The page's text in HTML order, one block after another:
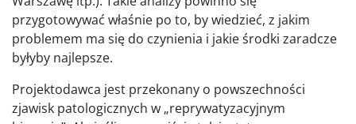
przygotowywać właśnie po to, by wiedzieć, z jakim
problemem ma się do czynienia i jakie środki zaradcze
byłyby najlepsze.
Projektodawca jest przekonany o powszechności
zjawisk patologicznych w „reprywatyzacyjnym